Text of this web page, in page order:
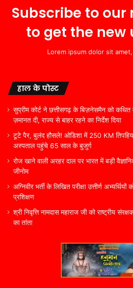
Subscribe to
to get the new
Lorem ipsum dolor sit
हाल के पोस्ट
सुप्रीम कोर्ट ने छत्तीसगढ़ के बिज़नेसमैन को कथित
ज़मानत दी, राज्य से बाहर रहने का निर्देश दिया
टूटे पैर, बुलंद हौसले! ओडिशा में 250 KM
अस्पताल पहुंचे 65 साल के बुजुर्ग
रोज खाने वाली अरहर दाल पर भारत में बड़ी
जीनोम
अग्निवीर भर्ती के लिखित परीक्षा उत्तीर्ण अभ्यर्थियों
प्रशिक्षण
श्री निवृत्ति नामदास महाराज जी को राष्ट्रीय
का तांता